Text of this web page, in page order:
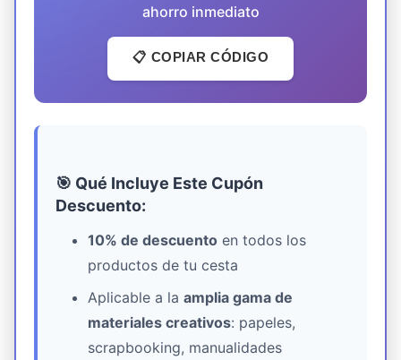
ahorro inmediato
📋 COPIAR CÓDIGO
🎯 Qué Incluye Este Cupón
Descuento:
10% de descuento en todos los
productos de tu cesta
Aplicable a la amplia gama de
materiales creativos: papeles,
scrapbooking, manualidades